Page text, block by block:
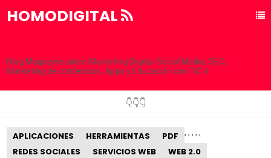
HOMODIGITAL
Blog Magazine sobre Marketing Digital, Social Media, SEO,
Marketing de contenidos, Apps y Educación con TIC´s
👇👇👇
APLICACIONES ,
HERRAMIENTAS ,
PDF ,
REDES SOCIALES
,
SERVICIOS WEB
,
WEB 2.0